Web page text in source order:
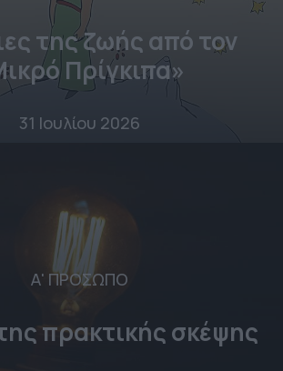
της ζωής από τον
Πρίγκιπα»
31 Ιουλίου 2026
Α' ΠΡΟΣΩΠΟ
πρακτικής σκέψης